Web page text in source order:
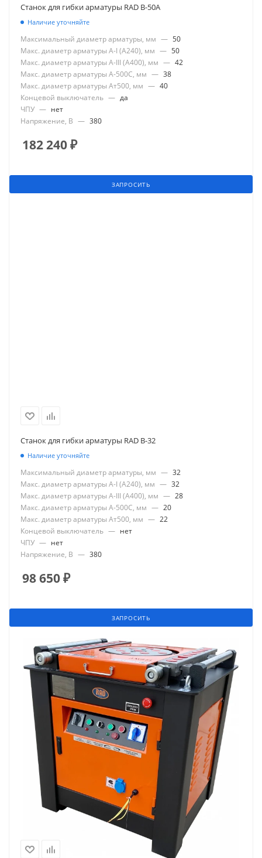
Станок для гибки арматуры RAD B-50A
Наличие уточняйте
Максимальный диаметр арматуры, мм — 50
Макс. диаметр арматуры А-I (А240), мм — 50
Макс. диаметр арматуры А-III (А400), мм — 42
Макс. диаметр арматуры А-500С, мм — 38
Макс. диаметр арматуры Ат500, мм — 40
Концевой выключатель — да
ЧПУ — нет
Напряжение, В — 380
182 240₽
ЗАПРОСИТЬ
Станок для гибки арматуры RAD B-32
Наличие уточняйте
Максимальный диаметр арматуры, мм — 32
Макс. диаметр арматуры А-I (А240), мм — 32
Макс. диаметр арматуры А-III (А400), мм — 28
Макс. диаметр арматуры А-500С, мм — 20
Макс. диаметр арматуры Ат500, мм — 22
Концевой выключатель — нет
ЧПУ — нет
Напряжение, В — 380
98 650₽
ЗАПРОСИТЬ